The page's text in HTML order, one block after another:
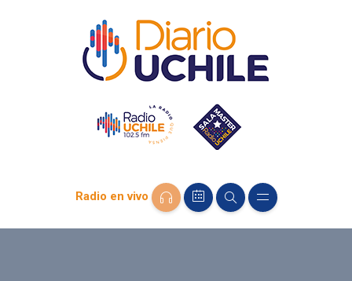
Radio en vivo